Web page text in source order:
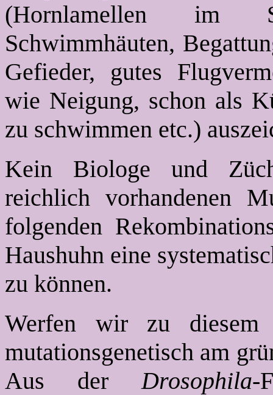
(Hornlamellen im
Schwimmhäuten,
Gefieder, gutes
wie Neigung, schon als
zu schwimmen etc.)
Kein Biologe und
reichlich vorhandenen
folgenden
Haushuhn eine
zu können.
Werfen wir zu
mutationsgenetisch am
Aus derDrosophila-